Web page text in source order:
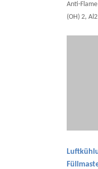
Anti-
(OH) 2,